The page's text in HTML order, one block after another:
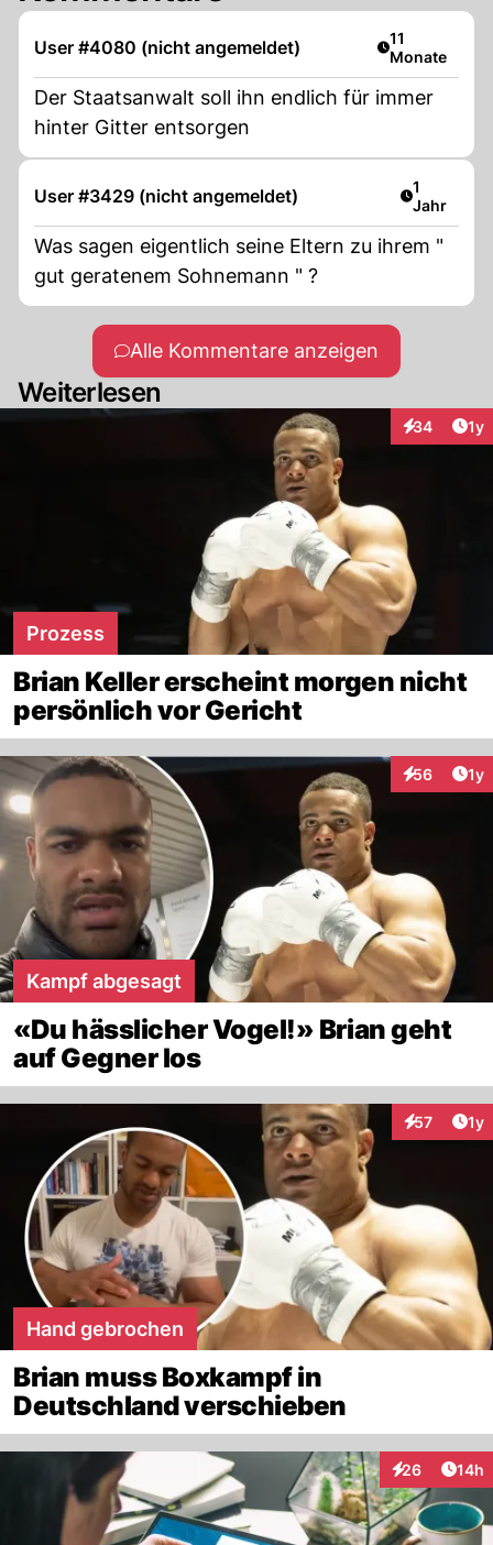
User #4080 (nicht angemeldet) Artikel
11
Monate
Der Staatsanwalt soll ihn endlich für immer
hinter Gitter entsorgen
User #3429 (nicht angemeldet) Artikel
1
Jahr
Was sagen eigentlich seine Eltern zu ihrem "
gut geratenem Sohnemann " ?
Alle Kommentare anzeigen
Weiterlesen
34 1y
Prozess
Brian Keller erscheint morgen nicht
persönlich vor Gericht
56 1y
Kampf abgesagt
«Du hässlicher Vogel!» Brian geht
auf Gegner los
57 1y
Hand gebrochen
Brian muss Boxkampf in
Deutschland verschieben
26
Interaktionen
14h